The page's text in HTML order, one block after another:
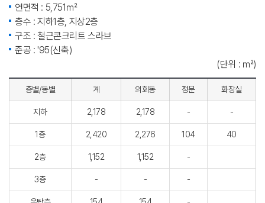
연면적 : 5,751㎡
층수 : 지하1층, 지상2층
구조 : 철근콘크리트 스라브
준공 : '95(신축)
(단위 : ㎡)
층별/동별 계 의회동 정문 화장실
지하 2,178 2,178 - -
1층 2,420 2,276 104 40
2층 1,152 1,152 -
3층 - - -